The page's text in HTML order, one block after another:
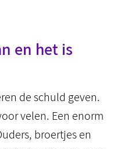
en het is
de schuld geven.
velen. Een enorm
broertjes en